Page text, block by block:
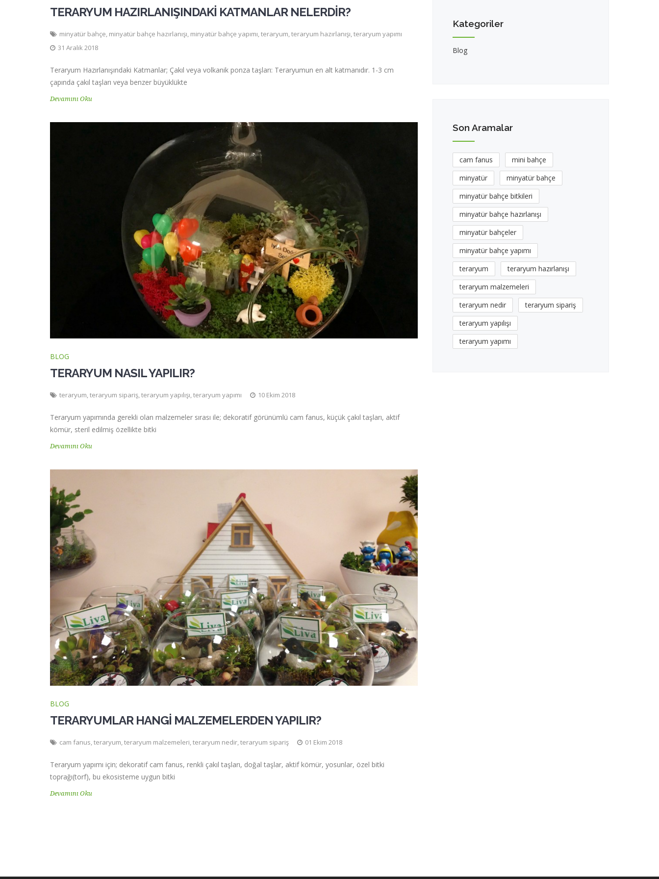
TERARYUM HAZIRLANIŞINDAKİ KATMANLAR NELERDİR?
minyatür bahçe, minyatür bahçe hazırlanışı, minyatür bahçe yapımı,teraryum,teraryum hazırlanışı,teraryum yapımı
31 Aralık 2018
Teraryum Hazırlanışındaki Katmanlar; Çakıl veya volkanik ponza taşları: Teraryumun en alt katmanıdır. 1-3 cm
çapında çakıl taşları veya benzer büyüklükte
Devamını Oku
BLOG
TERARYUM NASIL YAPILIR?
teraryum,teraryum sipariş,teraryum yapılışı,teraryum yapımı 10 Ekim 2018
Teraryum yapımında gerekli olan malzemeler sırası ile; dekoratif görünümlü cam fanus, küçük çakıl taşları, aktif
kömür, steril edilmiş özellikte bitki
Devamını Oku
BLOG
TERARYUMLAR HANGİ MALZEMELERDEN YAPILIR?
cam fanus,teraryum,teraryum malzemeleri,teraryum nedir,teraryum sipariş 01 Ekim 2018
Teraryum yapımı için; dekoratif cam fanus, renkli çakıl taşları, doğal taşlar, aktif kömür, yosunlar, özel bitki
toprağı(torf), bu ekosisteme uygun bitki
Devamını Oku
Kategoriler
Blog
Son Aramalar
cam fanus
mini bahçe
minyatür
minyatür bahçe
minyatür bahçe bitkileri
minyatür bahçe hazırlanışı
minyatür bahçeler
minyatür bahçe yapımı
teraryum
teraryum hazırlanışı
teraryum malzemeleri
teraryum nedir
teraryum sipariş
teraryum yapılışı
teraryum yapımı